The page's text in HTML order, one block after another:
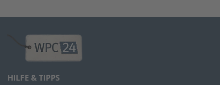
HILFE & TIPPS